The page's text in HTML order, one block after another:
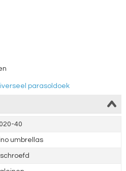
parasoldoek
40
umbrellas